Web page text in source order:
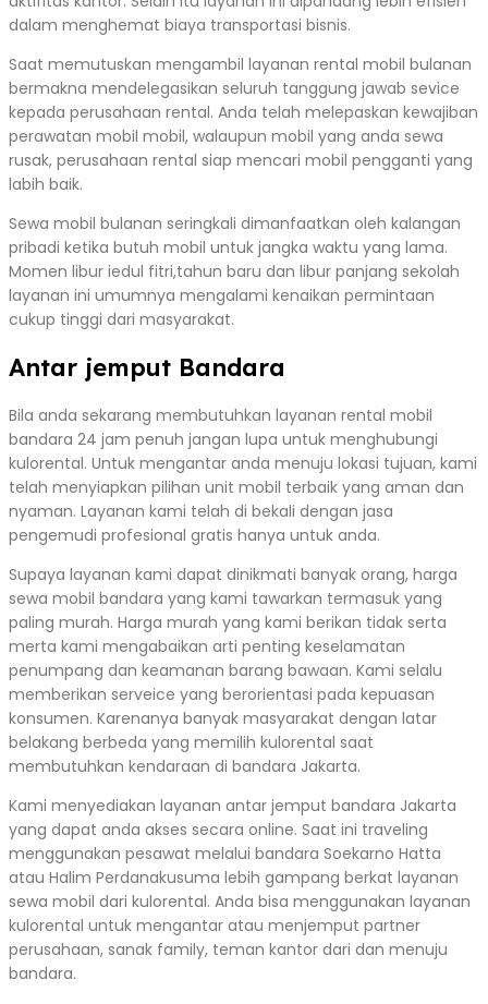
dalam menghemat biaya transportasi bisnis.
Saat memutuskan mengambil layanan rental mobil bulanan
bermakna mendelegasikan seluruh tanggung jawab sevice
kepada perusahaan rental. Anda telah melepaskan kewajiban
perawatan mobil mobil, walaupun mobil yang anda sewa
rusak, perusahaan rental siap mencari mobil pengganti yang
labih baik.
Sewa mobil bulanan seringkali dimanfaatkan oleh kalangan
pribadi ketika butuh mobil untuk jangka waktu yang lama.
Momen libur iedul fitri,tahun baru dan libur panjang sekolah
layanan ini umumnya mengalami kenaikan permintaan
cukup tinggi dari masyarakat.
Antar jemput Bandara
Bila anda sekarang membutuhkan layanan rental mobil
bandara 24 jam penuh jangan lupa untuk menghubungi
kulorental. Untuk mengantar anda menuju lokasi tujuan, kami
telah menyiapkan pilihan unit mobil terbaik yang aman dan
nyaman. Layanan kami telah di bekali dengan jasa
pengemudi profesional gratis hanya untuk anda.
Supaya layanan kami dapat dinikmati banyak orang, harga
sewa mobil bandara yang kami tawarkan termasuk yang
paling murah. Harga murah yang kami berikan tidak serta
merta kami mengabaikan arti penting keselamatan
penumpang dan keamanan barang bawaan. Kami selalu
memberikan serveice yang berorientasi pada kepuasan
konsumen. Karenanya banyak masyarakat dengan latar
belakang berbeda yang memilih kulorental saat
membutuhkan kendaraan di bandara Jakarta.
Kami menyediakan layanan antar jemput bandara Jakarta
yang dapat anda akses secara online. Saat ini traveling
menggunakan pesawat melalui bandara Soekarno Hatta
atau Halim Perdanakusuma lebih gampang berkat layanan
sewa mobil dari kulorental. Anda bisa menggunakan layanan
kulorental untuk mengantar atau menjemput partner
perusahaan, sanak family, teman kantor dari dan menuju
bandara.